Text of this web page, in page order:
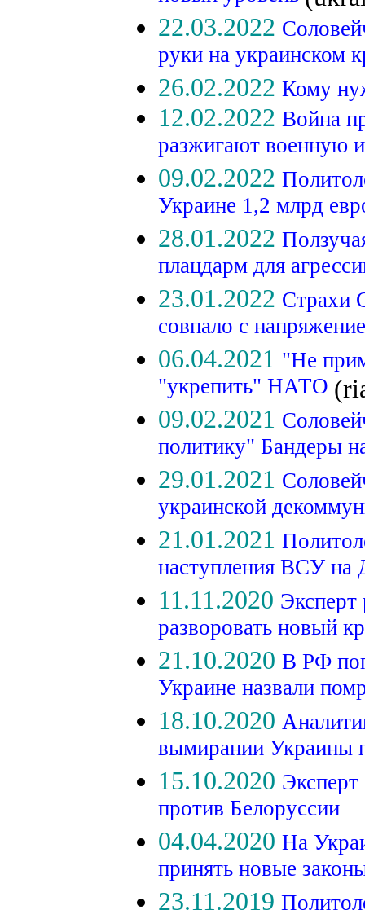
22.03.2022
руки на украинском
26.02.2022 Кому
12.02.2022 Война
разжигают военную
09.02.2022
Украине 1,2 млрд
28.01.2022
плацдарм для
23.01.2022 Страхи
совпало с
06.04.2021 "Не
"укрепить" НАТО
09.02.2021
политику" Бандеры
29.01.2021
украинской
21.01.2021
наступления ВСУ на
11.11.2020 Эксперт
разворовать новый
21.10.2020 В РФ
Украине назвали
18.10.2020
вымирании Украины
15.10.2020
против Белоруссии
04.04.2020 На
принять новые
23.11.2019